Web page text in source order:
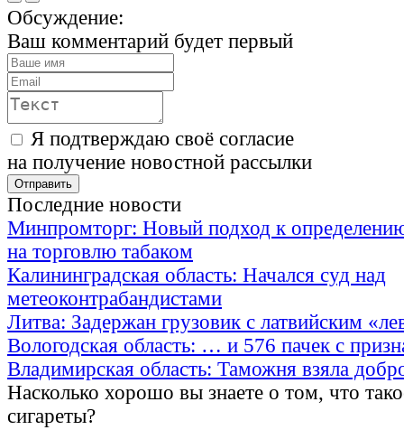
Обсуждение:
Ваш комментарий будет первый
Я подтверждаю своё согласие
на получение новостной рассылки
Последние новости
Минпромторг: Новый подход к
на торговлю табаком
Калининградская область: Начался суд над
метеоконтрабандистами
Литва: Задержан грузовик с латвийским
Вологодская область: … и 576 пачек с
Владимирская область: Таможня взяла
Насколько хорошо вы знаете о том, что
сигареты?